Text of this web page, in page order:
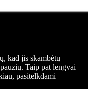
kad jis skambėtų
Taip pat lengvai
pasitelkdami